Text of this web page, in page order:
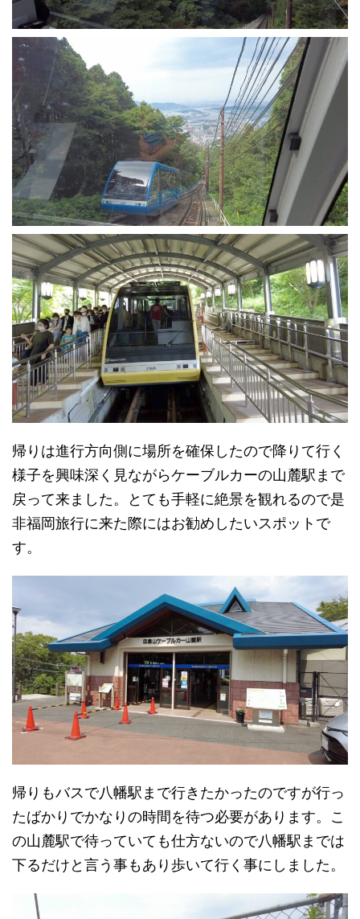
帰りは進行方向側に場所を確保したので降りて行く
様子を興味深く見ながらケーブルカーの山麓駅まで
戻って来ました。とても手軽に絶景を観れるので是
非福岡旅行に来た際にはお勧めしたいスポットで
す。
帰りもバスで八幡駅まで行きたかったのですが行っ
たばかりでかなりの時間を待つ必要があります。こ
の山麓駅で待っていても仕方ないので八幡駅までは
下るだけと言う事もあり歩いて行く事にしました。